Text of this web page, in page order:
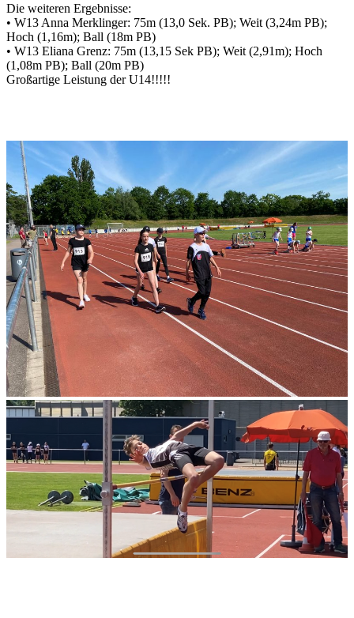
Die weiteren Ergebnisse:
• W13 Anna Merklinger: 75m (13,0 Sek. PB); Weit (3,24m PB);
Hoch (1,16m); Ball (18m PB)
• W13 Eliana Grenz: 75m (13,15 Sek PB); Weit (2,91m); Hoch
(1,08m PB); Ball (20m PB)
Großartige Leistung der U14!!!!!